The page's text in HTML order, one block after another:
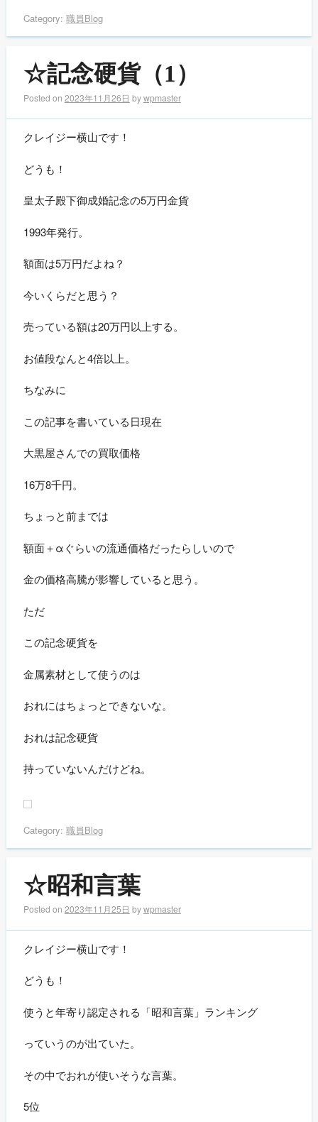
Category: 職員Blog
☆記念硬貨（1）
Posted on 2023年11月26日 bywpmaster
クレイジー横山です！
どうも！
皇太子殿下御成婚記念の5万円金貨
1993年発行。
額面は5万円だよね？
今いくらだと思う？
売っている額は20万円以上する。
お値段なんと4倍以上。
ちなみに
この記事を書いている日現在
大黒屋さんでの買取価格
16万8千円。
ちょっと前までは
額面＋αぐらいの流通価格だったらしいので
金の価格高騰が影響していると思う。
ただ
この記念硬貨を
金属素材として使うのは
おれにはちょっとできないな。
おれは記念硬貨
持っていないんだけどね。
Category: 職員Blog
☆昭和言葉
Posted on 2023年11月25日 bywpmaster
クレイジー横山です！
どうも！
使うと年寄り認定される「昭和言葉」ランキング
っていうのが出ていた。
その中でおれが使いそうな言葉。
5位